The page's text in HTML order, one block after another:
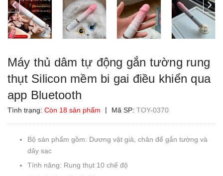
Máy thủ dâm tự động gắn tường rung
thụt Silicon mềm bi gai điều khiển qua
app Bluetooth
Tình trạng: Còn 18 sản phẩm | Mã SP: TOY-0370
Bộ sản phẩm gồm: Dương vật giả, chân đế gắn tường và
dây sạc
Tính năng: Rung thụt 10 chế độ